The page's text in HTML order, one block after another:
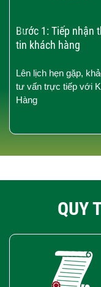
Bước 1: Tiếp nhận
tin khách hàng
Lên lịch hẹn gặp,
tư vấn trực tiếp với
Hàng
‹
QUY